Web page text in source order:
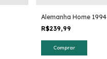
Alemanha Home 1994
R$239,99
Comprar